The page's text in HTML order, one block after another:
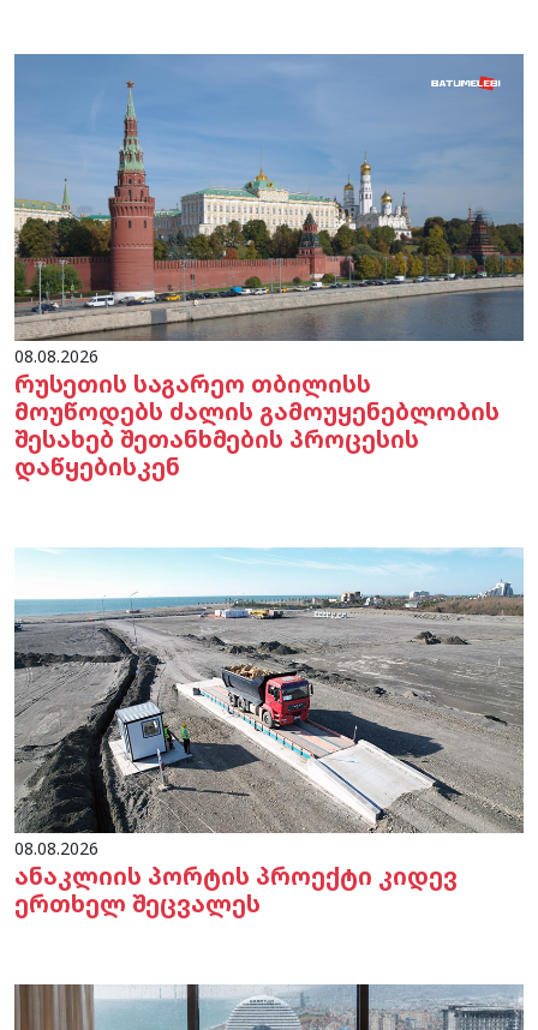
08.08.2026
რუსეთის საგარეო თბილისს
მოუწოდებს ძალის გამოუყენებლობის
შესახებ შეთანხმების პროცესის
დაწყებისკენ
08.08.2026
ანაკლიის პორტის პროექტი კიდევ
ერთხელ შეცვალეს